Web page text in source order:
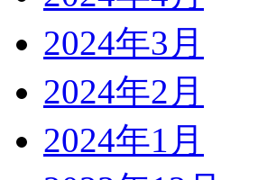
2024年3月
2024年2月
2024年1月